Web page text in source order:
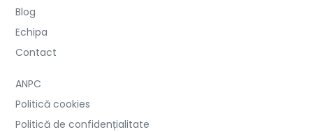
Blog
Echipa
Contact
ANPC
Politică cookies
Politică de confidențialitate